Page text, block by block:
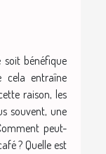
bénéfique
cela entraîne
raison, les
souvent, une
peut-
? Quelle est